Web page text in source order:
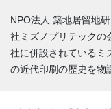
NPO法人 築地居留地
社ミズノプリテックの
社に併設されているミ
の近代印刷の歴史を物